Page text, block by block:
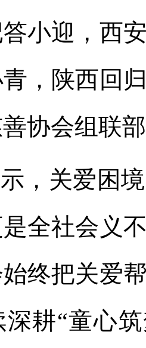
小迎，西
，陕西回
协会组联
，关爱困
全社会义
终把关爱
耕“童心